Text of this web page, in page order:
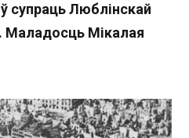
супраць Люблінскай
Маладосць Мікалая